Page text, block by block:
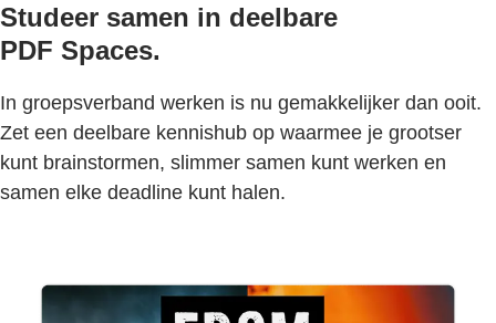
Studeer samen in deelbare
PDF Spaces.
In groepsverband werken is nu gemakkelijker dan ooit.
Zet een deelbare kennishub op waarmee je grootser
kunt brainstormen, slimmer samen kunt werken en
samen elke deadline kunt halen.